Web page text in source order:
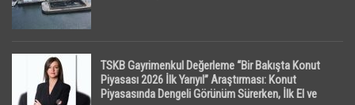
TSKB Gayrimenkul Değerleme “Bir Bakışta Konut
Piyasası 2026 İlk Yarıyıl” Araştırması: Konut
Piyasasında Dengeli Görünüm Sürerken, İlk El ve